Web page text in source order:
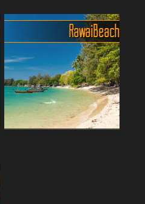
Immer mehr Reisende
entdecken den feinen Sand,
das klare Wasser und das
entspannte Flair – und
genau deshalb wird’s hier
von Jahr zu Jahr ein
Stückche...
Rawai Beach